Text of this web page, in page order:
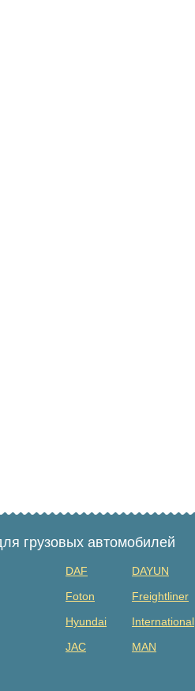
грузовых автомобилей
DAF
DAYUN
Foton
Freightliner
Hyundai
International
JAC
MAN
Benz